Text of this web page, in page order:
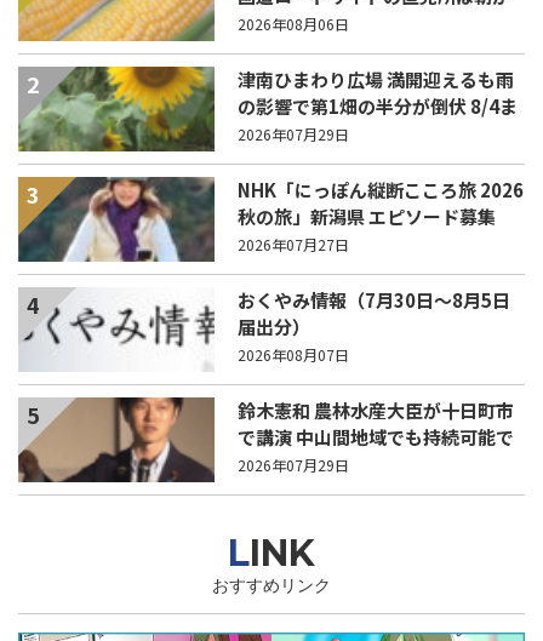
ら長い列！
2026年08月06日
2
津南ひまわり広場 満開迎えるも雨
の影響で第1畑の半分が倒伏 8/4ま
で駐車場を無料開放
2026年07月29日
3
NHK「にっぽん縦断こころ旅 2026
秋の旅」新潟県 エピソード募集
中！
2026年07月27日
4
おくやみ情報（7月30日～8月5日
届出分）
2026年08月07日
5
鈴木憲和 農林水産大臣が十日町市
で講演 中山間地域でも持続可能で
稼げる農業とは？
2026年07月29日
LINK
おすすめリンク